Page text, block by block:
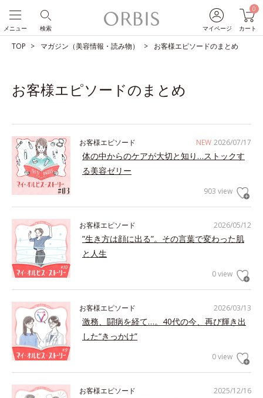
マイページ
0
カート
検索
メニュー
TOP マガジン（美容情報・読み物） お客様エピソードのまとめ
お客様エピソードのまとめ
NEW 2026/07/17
お客様エピソード
体の中からのケアが大切と知り…ストックす
る美容ゼリー
903 view
2026/05/12
お客様エピソード
”生き方は顔に出る”。その言葉で変わった肌
と人生
0 view
2026/03/13
お客様エピソード
激務、闘病を経て…。40代の今、再び輝き出
した“きっかけ”
0 view
2025/12/16
お客様エピソード